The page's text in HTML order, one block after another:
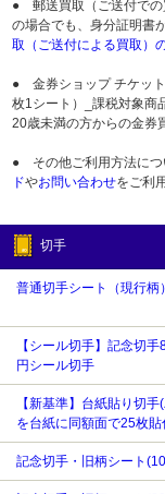
● 郵送買取（ご送付での
の場合でも、身分証明書
取（ご送付による買取）
● 金券ショップ チケッ
枚1シート）_課税対象商
20歳未満の方からの金券
● その他ご利用方法につ
ドやお問い合わせをご利
切手
普通切手シート（現行柄）
【シール切手】記念切
円シール切手
【新基準】台紙貼り切
を台紙に同額面で25枚貼
記念切手・旧柄シート